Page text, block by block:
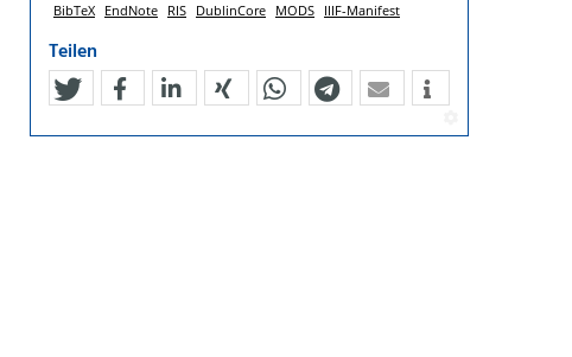
BibTeX EndNote RIS DublinCore MODS IIIF-Manifest
Teilen